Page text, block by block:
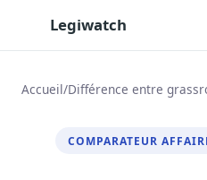
Legiwatch
Posez vos questions,
Accueil/Différence entre
COMPARATEUR